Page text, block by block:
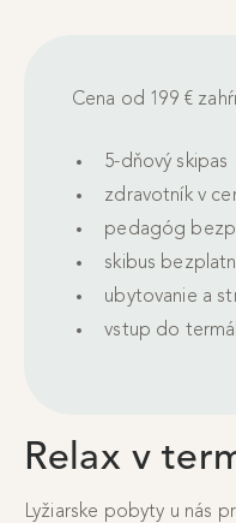
Cena od 199 €
5-dňový skipas
zdravotník v
pedagóg
skibus
ubytovanie a
vstup do
Relax v
Lyžiarske pobyty u nás